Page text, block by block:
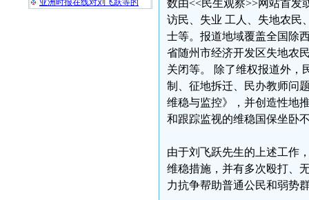
亚洲时报在线对刘飞跃等的
数由<<民生观察>>网站首发
访民、失业 工人、失地农民
士等。报道地域覆盖全国除
省随州市经济开发区失地农
关闭等。 除了维权报道外，
制、征地拆迁、民办教师问
维稳与监控》，并创造性地
和跟踪监视的维稳国保坐卧
由于刘飞跃先生的上述工作
维稳措施，并有多次殴打、
力抗争帮助普通公民和弱势